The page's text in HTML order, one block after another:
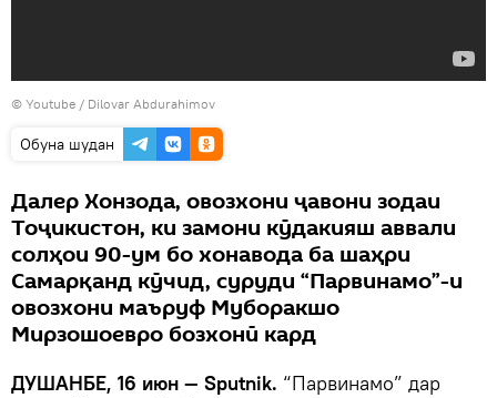
© Youtube / Dilovar Abdurahimov
Обуна шудан
Далер Хонзода, овозхони ҷавони зодаи
Тоҷикистон, ки замони кӯдакияш аввали
солҳои 90-ум бо хонавода ба шаҳри
Самарқанд кӯчид, суруди “Парвинамо”-и
овозхони маъруф Муборакшо
Мирзошоевро бозхонӣ кард
ДУШАНБЕ, 16 июн — Sputnik. “Парвинамо” дар